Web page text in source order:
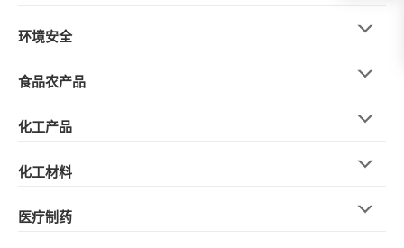
环境安全
食品农产品
化工产品
化工材料
医疗制药